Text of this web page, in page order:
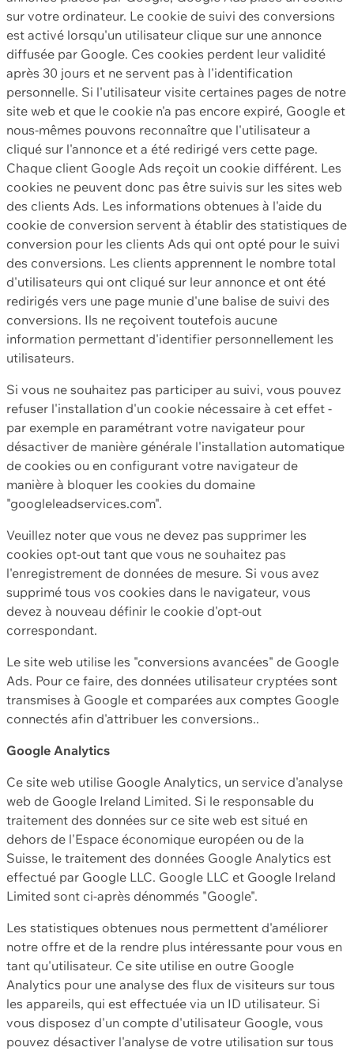
sur votre ordinateur. Le cookie de suivi des conversions
est activé lorsqu'un utilisateur clique sur une annonce
diffusée par Google. Ces cookies perdent leur validité
après 30 jours et ne servent pas à l'identification
personnelle. Si l'utilisateur visite certaines pages de notre
site web et que le cookie n'a pas encore expiré, Google et
nous-mêmes pouvons reconnaître que l'utilisateur a
cliqué sur l'annonce et a été redirigé vers cette page.
Chaque client Google Ads reçoit un cookie différent. Les
cookies ne peuvent donc pas être suivis sur les sites web
des clients Ads. Les informations obtenues à l'aide du
cookie de conversion servent à établir des statistiques de
conversion pour les clients Ads qui ont opté pour le suivi
des conversions. Les clients apprennent le nombre total
d'utilisateurs qui ont cliqué sur leur annonce et ont été
redirigés vers une page munie d'une balise de suivi des
conversions. Ils ne reçoivent toutefois aucune
information permettant d'identifier personnellement les
utilisateurs.
Si vous ne souhaitez pas participer au suivi, vous pouvez
refuser l'installation d'un cookie nécessaire à cet effet -
par exemple en paramétrant votre navigateur pour
désactiver de manière générale l'installation automatique
de cookies ou en configurant votre navigateur de
manière à bloquer les cookies du domaine
"googleleadservices.com".
Veuillez noter que vous ne devez pas supprimer les
cookies opt-out tant que vous ne souhaitez pas
l'enregistrement de données de mesure. Si vous avez
supprimé tous vos cookies dans le navigateur, vous
devez à nouveau définir le cookie d'opt-out
correspondant.
Le site web utilise les "conversions avancées" de Google
Ads. Pour ce faire, des données utilisateur cryptées sont
transmises à Google et comparées aux comptes Google
connectés afin d'attribuer les conversions..
Google Analytics
Ce site web utilise Google Analytics, un service d'analyse
web de Google Ireland Limited. Si le responsable du
traitement des données sur ce site web est situé en
dehors de l'Espace économique européen ou de la
Suisse, le traitement des données Google Analytics est
effectué par Google LLC. Google LLC et Google Ireland
Limited sont ci-après dénommés "Google".
Les statistiques obtenues nous permettent d'améliorer
notre offre et de la rendre plus intéressante pour vous en
tant qu'utilisateur. Ce site utilise en outre Google
Analytics pour une analyse des flux de visiteurs sur tous
les appareils, qui est effectuée via un ID utilisateur. Si
vous disposez d'un compte d'utilisateur Google, vous
pouvez désactiver l'analyse de votre utilisation sur tous